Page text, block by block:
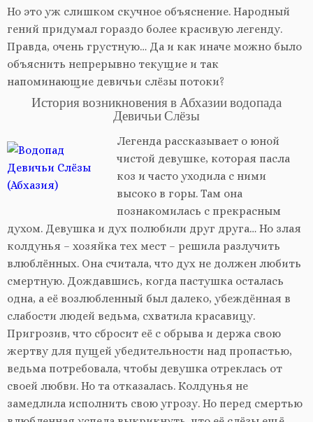
Но это уж слишком скучное объяснение. Народный
гений придумал гораздо более красивую легенду.
Правда, очень грустную… Да и как иначе можно было
объяснить непрерывно текущие и так
напоминающие девичьи слёзы потоки?
История возникновения в Абхазии водопада
Девичьи Слёзы
Легенда рассказывает о юной
чистой девушке, которая пасла
коз и часто уходила с ними
высоко в горы. Там она
познакомилась с прекрасным
духом. Девушка и дух полюбили друг друга… Но злая
колдунья – хозяйка тех мест – решила разлучить
влюблённых. Она считала, что дух не должен любить
смертную. Дождавшись, когда пастушка осталась
одна, а её возлюбленный был далеко, убеждённая в
слабости людей ведьма, схватила красавицу.
Пригрозив, что сбросит её с обрыва и держа свою
жертву для пущей убедительности над пропастью,
ведьма потребовала, чтобы девушка отреклась от
своей любви. Но та отказалась. Колдунья не
замедлила исполнить свою угрозу. Но перед смертью